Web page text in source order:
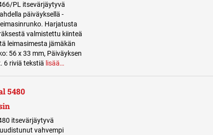
PL itsevärjäytyvä
päiväyksellä -
Harjatusta
valmistettu kiinteä
leimasimesta jämäkän
56 x 33 mm, Päiväyksen
6 riviä tekstiä lisää…
5480
itsevärjäytyvä
vahvempi